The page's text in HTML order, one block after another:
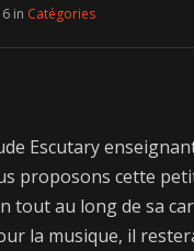
in Catégories
Escutary
proposons cette
tout au long de sa
la musique, il